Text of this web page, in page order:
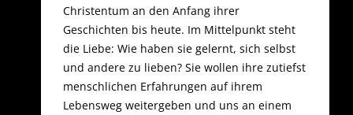
Christentum an den Anfang ihrer
Geschichten bis heute. Im Mittelpunkt steht
die Liebe: Wie haben sie gelernt, sich selbst
und andere zu lieben? Sie wollen ihre zutiefst
menschlichen Erfahrungen auf ihrem
Lebensweg weitergeben und uns an einem